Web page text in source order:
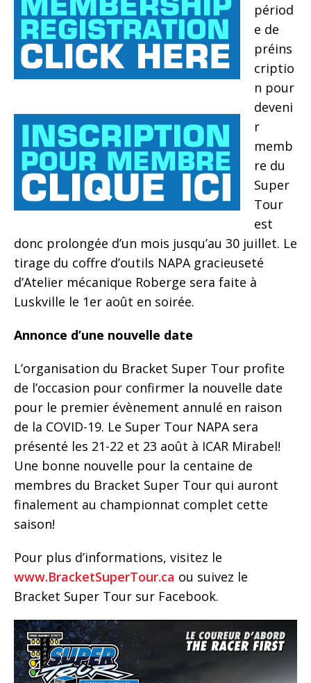
périod
e de
préins
criptio
n pour
deveni
r
memb
re du
Super
Tour
est
donc prolongée d’un mois jusqu’au 30 juillet. Le
tirage du coffre d’outils NAPA gracieuseté
d’Atelier mécanique Roberge sera faite à
Luskville le 1er août en soirée.
Annonce d’une nouvelle date
L’organisation du Bracket Super Tour profite
de l’occasion pour confirmer la nouvelle date
pour le premier évènement annulé en raison
de la COVID-19. Le Super Tour NAPA sera
présenté les 21-22 et 23 août à ICAR Mirabel!
Une bonne nouvelle pour la centaine de
membres du Bracket Super Tour qui auront
finalement au championnat complet cette
saison!
Pour plus d’informations, visitez le
www.BracketSuperTour.ca ou suivez le
Bracket Super Tour sur Facebook.